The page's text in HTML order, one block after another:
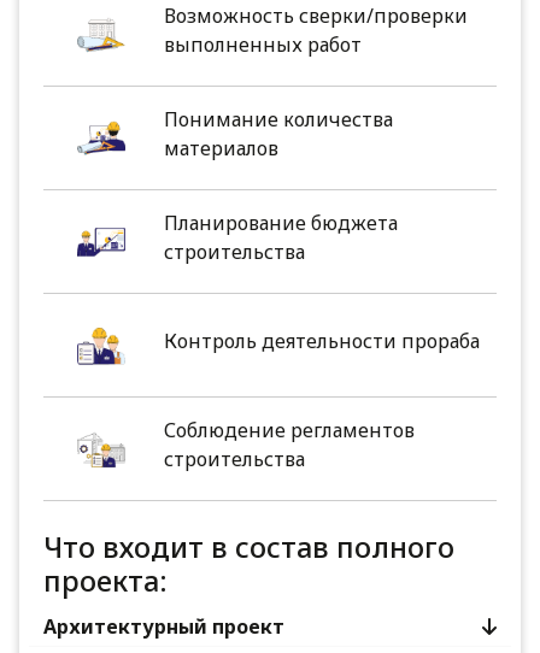
Возможность сверки/проверки
выполненных работ
Понимание количества
материалов
Планирование бюджета
строительства
Контроль деятельности прораба
Соблюдение регламентов
строительства
Что входит в состав полного
проекта:
Архитектурный проект